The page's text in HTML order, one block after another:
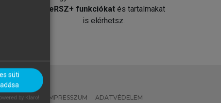
MeRSZ+ funkciókat és tartalmakat
is elérhetsz.
IRÁNYELVEK IMPRESSZUM ADATVÉDELEM
süti
by Klaro!